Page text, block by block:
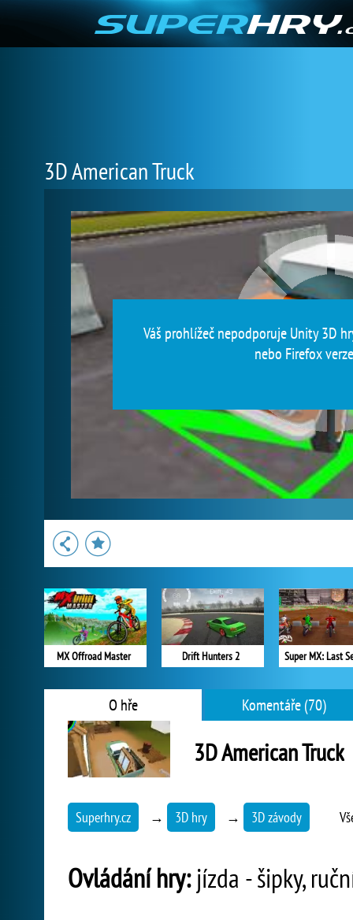
3D American Truck
Váš prohlížeč nepodporuje Unity 3D
nebo Firefox
MX Offroad Master Drift Hunters 2 Super MX: Last
O hře Komentáře (70)
3D American Truck
Superhry.cz → 3D hry → 3D závody
Ovládání hry:jízda - šipky,